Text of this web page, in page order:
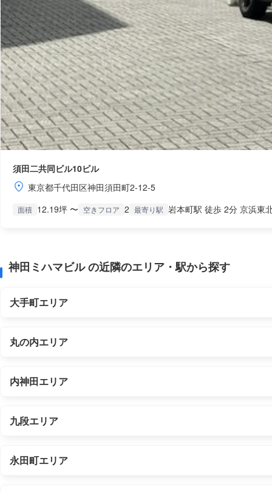
須田二共同ビル10ビル
東京都千代田区神田須田町2-12-5
面積 12.19坪 〜 空きフロア 2 最寄り駅 岩本町駅 徒歩 2分 京浜東
神田ミハマビル の近隣のエリア・駅から探す
大手町エリア
丸の内エリア
内神田エリア
九段エリア
永田町エリア